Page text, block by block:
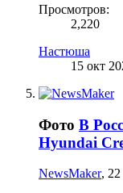
Просмотров:
2,220
Настюша
15 окт
Фото В
Hyundai
NewsMaker,